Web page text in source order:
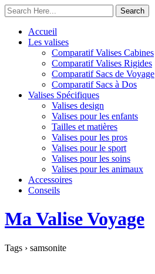
Accueil
Les valises
Comparatif Valises Cabines
Comparatif Valises Rigides
Comparatif Sacs de Voyage
Comparatif Sacs à Dos
Valises Spécifiques
Valises design
Valises pour les enfants
Tailles et matières
Valises pour les pros
Valises pour le sport
Valises pour les soins
Valises pour les animaux
Accessoires
Conseils
Ma Valise Voyage
Tags › samsonite